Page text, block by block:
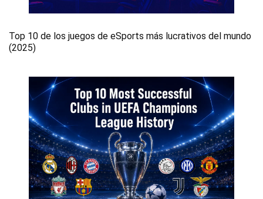
Top 10 de los juegos de eSports más lucrativos del mundo
(2025)